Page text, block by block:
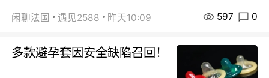
闲聊法国 遇见2588 昨天10:09 597 0
多款避孕套因安全缺陷召回！